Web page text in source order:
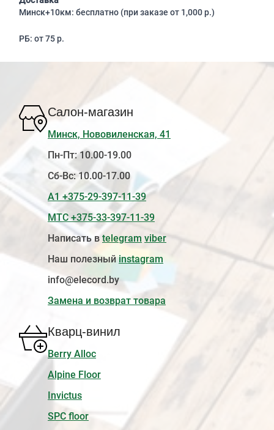
Минск+10км: бесплатно (при заказе от 1,000 р.)
РБ: от 75 р.
Салон-магазин
Минск, Нововиленская, 41
Пн-Пт: 10.00-19.00
Сб-Вс: 10.00-17.00
А1 +375-29-397-11-39
МТС +375-33-397-11-39
Написать в telegram viber
Наш полезныйinstagram
info@elecord.by
Замена и возврат товара
Кварц-винил
Berry Alloc
Alpine Floor
Invictus
SPC floor